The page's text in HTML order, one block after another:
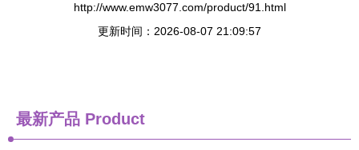
http://www.emw3077.com/product/91.html
更新时间：2026-08-07 21:09:57
最新产品 Product